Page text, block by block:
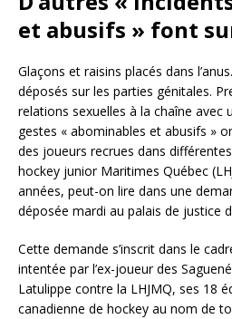
et abusifs » font
Glaçons et raisins placés dans
déposés sur les parties génitales.
relations sexuelles à la chaîne avec
gestes « abominables et abusifs »
des joueurs recrues dans
hockey junior Maritimes Québec
années, peut-on lire dans une
déposée mardi au palais de justice
Cette demande s’inscrit dans le
intentée par l’ex-joueur des
Latulippe contre la LHJMQ, ses 18
canadienne de hockey au nom de